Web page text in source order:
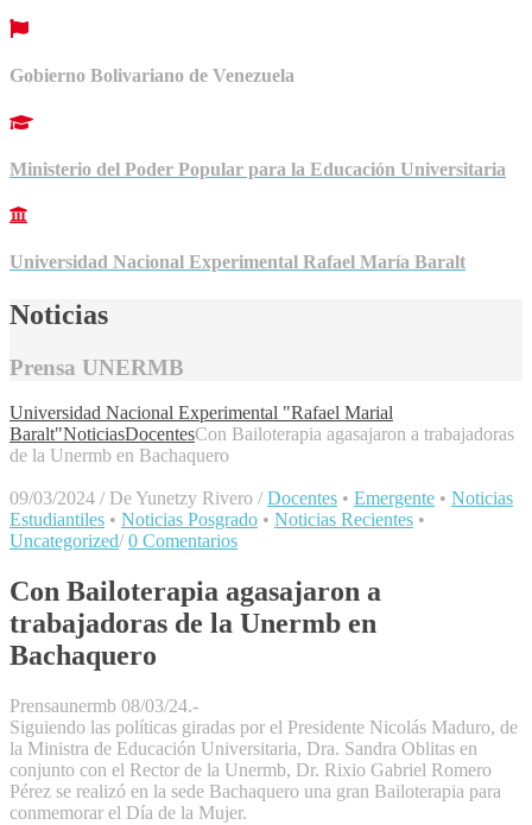
Gobierno Bolivariano de Venezuela
Ministerio del Poder Popular para la Educación Universitaria
Universidad Nacional Experimental Rafael María Baralt
Noticias
Prensa UNERMB
Universidad Nacional Experimental "Rafael Marial
Baralt"NoticiasDocentesCon Bailoterapia agasajaron a trabajadoras
de la Unermb en Bachaquero
09/03/2024 / De Yunetzy Rivero / Docentes • Emergente • Noticias
Estudiantiles • Noticias Posgrado • Noticias Recientes •
Uncategorized/ 0 Comentarios
Con Bailoterapia agasajaron a
trabajadoras de la Unermb en
Bachaquero
Prensaunermb 08/03/24.-
Siguiendo las políticas giradas por el Presidente Nicolás Maduro, de
la Ministra de Educación Universitaria, Dra. Sandra Oblitas en
conjunto con el Rector de la Unermb, Dr. Rixio Gabriel Romero
Pérez se realizó en la sede Bachaquero una gran Bailoterapia para
conmemorar el Día de la Mujer.